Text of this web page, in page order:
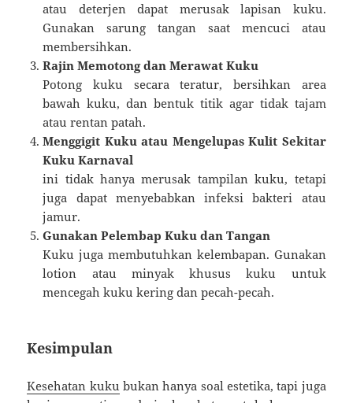
atau deterjen dapat merusak lapisan kuku.
Gunakan sarung tangan saat mencuci atau
membersihkan.
Rajin Memotong dan Merawat Kuku
Potong kuku secara teratur, bersihkan area
bawah kuku, dan bentuk titik agar tidak tajam
atau rentan patah.
Menggigit Kuku atau Mengelupas Kulit Sekitar
Kuku Karnaval
ini tidak hanya merusak tampilan kuku, tetapi
juga dapat menyebabkan infeksi bakteri atau
jamur.
Gunakan Pelembap Kuku dan Tangan
Kuku juga membutuhkan kelembapan. Gunakan
lotion atau minyak khusus kuku untuk
mencegah kuku kering dan pecah-pecah.
Kesimpulan
Kesehatan kuku bukan hanya soal estetika, tapi juga